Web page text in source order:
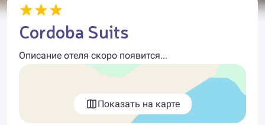
Cordoba Suits
Описание отеля скоро появится...
Показать на карте